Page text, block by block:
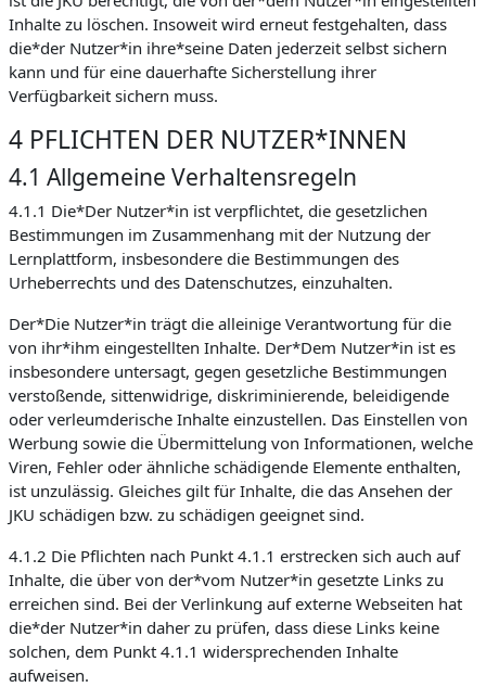
Inhalte zu löschen. Insoweit wird erneut festgehalten, dass
die*der Nutzer*in ihre*seine Daten jederzeit selbst sichern
kann und für eine dauerhafte Sicherstellung ihrer
Verfügbarkeit sichern muss.
4 PFLICHTEN DER NUTZER*INNEN
4.1 Allgemeine Verhaltensregeln
4.1.1 Die*Der Nutzer*in ist verpflichtet, die gesetzlichen
Bestimmungen im Zusammenhang mit der Nutzung der
Lernplattform, insbesondere die Bestimmungen des
Urheberrechts und des Datenschutzes, einzuhalten.
Der*Die Nutzer*in trägt die alleinige Verantwortung für die
von ihr*ihm eingestellten Inhalte. Der*Dem Nutzer*in ist es
insbesondere untersagt, gegen gesetzliche Bestimmungen
verstoßende, sittenwidrige, diskriminierende, beleidigende
oder verleumderische Inhalte einzustellen. Das Einstellen von
Werbung sowie die Übermittelung von Informationen, welche
Viren, Fehler oder ähnliche schädigende Elemente enthalten,
ist unzulässig. Gleiches gilt für Inhalte, die das Ansehen der
JKU schädigen bzw. zu schädigen geeignet sind.
4.1.2 Die Pflichten nach Punkt 4.1.1 erstrecken sich auch auf
Inhalte, die über von der*vom Nutzer*in gesetzte Links zu
erreichen sind. Bei der Verlinkung auf externe Webseiten hat
die*der Nutzer*in daher zu prüfen, dass diese Links keine
solchen, dem Punkt 4.1.1 widersprechenden Inhalte
aufweisen.